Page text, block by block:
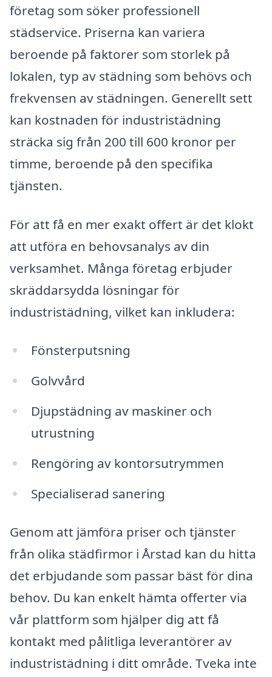
företag som söker professionell
städservice. Priserna kan variera
beroende på faktorer som storlek på
lokalen, typ av städning som behövs och
frekvensen av städningen. Generellt sett
kan kostnaden för industristädning
sträcka sig från 200 till 600 kronor per
timme, beroende på den specifika
tjänsten.
För att få en mer exakt offert är det klokt
att utföra en behovsanalys av din
verksamhet. Många företag erbjuder
skräddarsydda lösningar för
industristädning, vilket kan inkludera:
Fönsterputsning
Golvvård
Djupstädning av maskiner och
utrustning
Rengöring av kontorsutrymmen
Specialiserad sanering
Genom att jämföra priser och tjänster
från olika städfirmor i Årstad kan du hitta
det erbjudande som passar bäst för dina
behov. Du kan enkelt hämta offerter via
vår plattform som hjälper dig att få
kontakt med pålitliga leverantörer av
industristädning i ditt område. Tveka inte